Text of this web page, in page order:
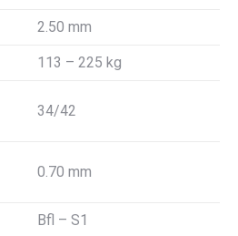
2.50 mm
113 – 225 kg
34/42
0.70 mm
Bfl – S1